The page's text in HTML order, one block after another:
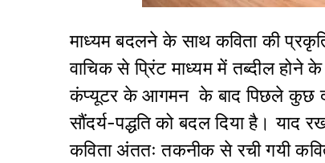
माध्यम बदलने के साथ कविता की
वाचिक से प्रिंट माध्यम में तब्दील होने
कंप्यूटर के आगमन के बाद पिछले कुछ
सौंदर्य-पद्धति को बदल दिया है।
कविता अंततः तकनीक से रची गयी